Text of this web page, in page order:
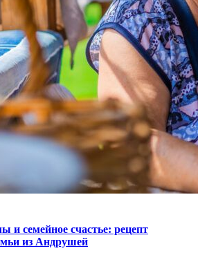
и семейное счастье: рецепт
из Андрушей